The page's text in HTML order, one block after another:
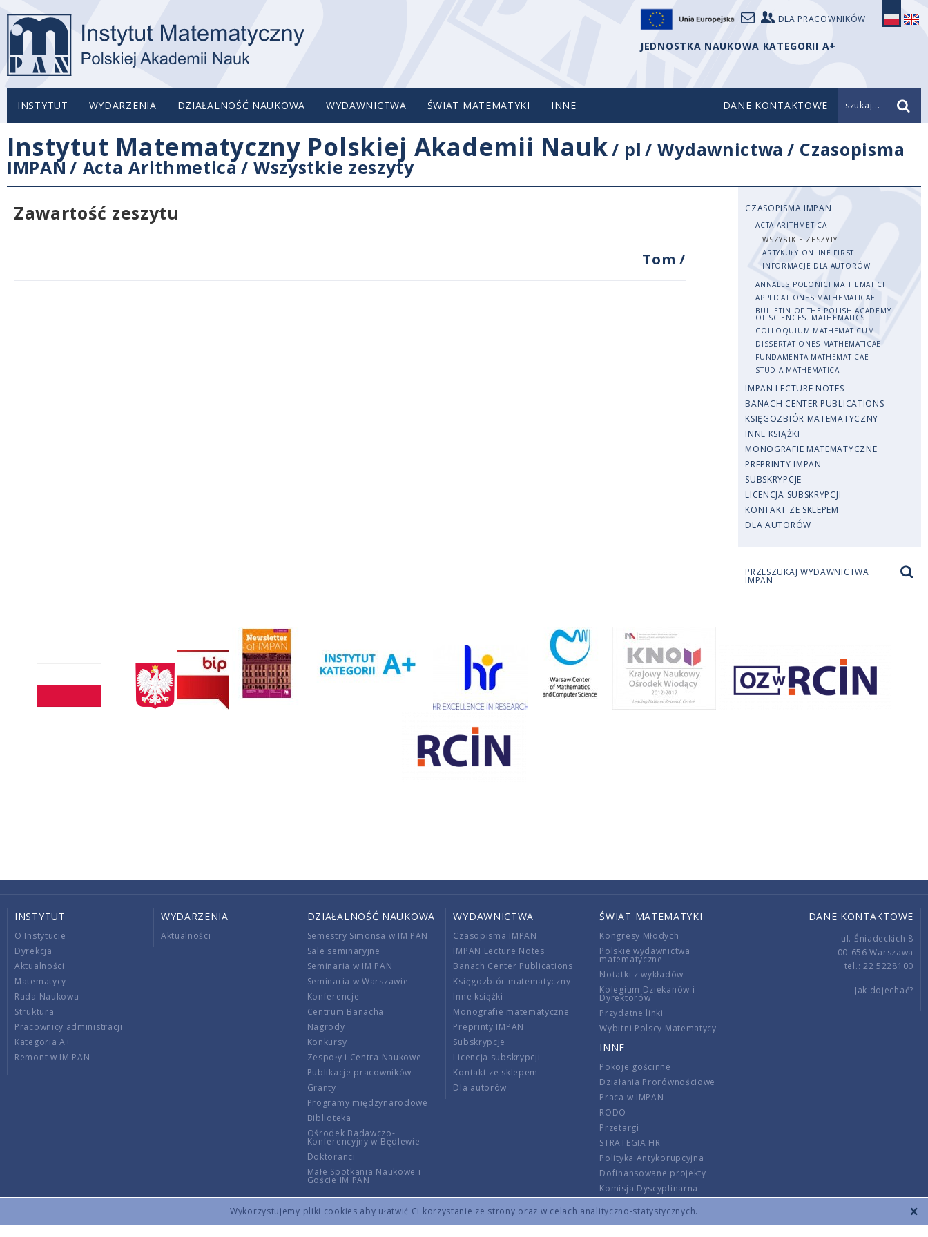
Wykorzystujemy pliki cookies aby ułatwić Ci korzystanie ze strony oraz w celach analityczno-statystycznych.
DLA PRACOWNIKÓW
JEDNOSTKA NAUKOWA KATEGORII A+
INSTYTUT WYDARZENIA DZIAŁALNOŚĆ NAUKOWA WYDAWNICTWA ŚWIAT MATEMATYKI INNE DANE KONTAKTOWE szukaj...
Instytut Matematyczny Polskiej Akademii Nauk/ pl /Wydawnictwa / Czasopisma
IMPAN / Acta Arithmetica/ Wszystkie zeszyty
Zawartość zeszytu
Tom/
CZASOPISMA IMPAN
ACTA ARITHMETICA
WSZYSTKIE ZESZYTY
ARTYKUŁY ONLINE FIRST
INFORMACJE DLA AUTORÓW
ANNALES POLONICI MATHEMATICI
APPLICATIONES MATHEMATICAE
BULLETIN OF THE POLISH ACADEMY
OF SCIENCES. MATHEMATICS
COLLOQUIUM MATHEMATICUM
DISSERTATIONES MATHEMATICAE
FUNDAMENTA MATHEMATICAE
STUDIA MATHEMATICA
IMPAN LECTURE NOTES
BANACH CENTER PUBLICATIONS
KSIĘGOZBIÓR MATEMATYCZNY
INNE KSIĄŻKI
MONOGRAFIE MATEMATYCZNE
PREPRINTY IMPAN
SUBSKRYPCJE
LICENCJA SUBSKRYPCJI
KONTAKT ZE SKLEPEM
DLA AUTORÓW
PRZESZUKAJ WYDAWNICTWA
IMPAN
INSTYTUT
O Instytucie
Dyrekcja
Aktualności
Matematycy
Rada Naukowa
Struktura
Pracownicy administracji
Kategoria A+
Remont w IM PAN
WYDARZENIA
Aktualności
DZIAŁALNOŚĆ NAUKOWA
Semestry Simonsa w IM PAN
Sale seminaryjne
Seminaria w IM PAN
Seminaria w Warszawie
Konferencje
Centrum Banacha
Nagrody
Konkursy
Zespoły i Centra Naukowe
Publikacje pracowników
Granty
Programy międzynarodowe
Biblioteka
Ośrodek Badawczo-
Konferencyjny w Będlewie
Doktoranci
Małe Spotkania Naukowe i
Goście IM PAN
WYDAWNICTWA
Czasopisma IMPAN
IMPAN Lecture Notes
Banach Center Publications
Księgozbiór matematyczny
Inne książki
Monografie matematyczne
Preprinty IMPAN
Subskrypcje
Licencja subskrypcji
Kontakt ze sklepem
Dla autorów
ŚWIAT MATEMATYKI
Kongresy Młodych
Polskie wydawnictwa
matematyczne
Notatki z wykładów
Kolegium Dziekanów i
Dyrektorów
Przydatne linki
Wybitni Polscy Matematycy
INNE
Pokoje gościnne
Działania Prorównościowe
Praca w IMPAN
RODO
Przetargi
STRATEGIA HR
Polityka Antykorupcyjna
Dofinansowane projekty
Komisja Dyscyplinarna
Wnoszenie opłat
DANE KONTAKTOWE
ul. Śniadeckich 8
00-656 Warszawa
tel.: 22 5228100
Jak dojechać?